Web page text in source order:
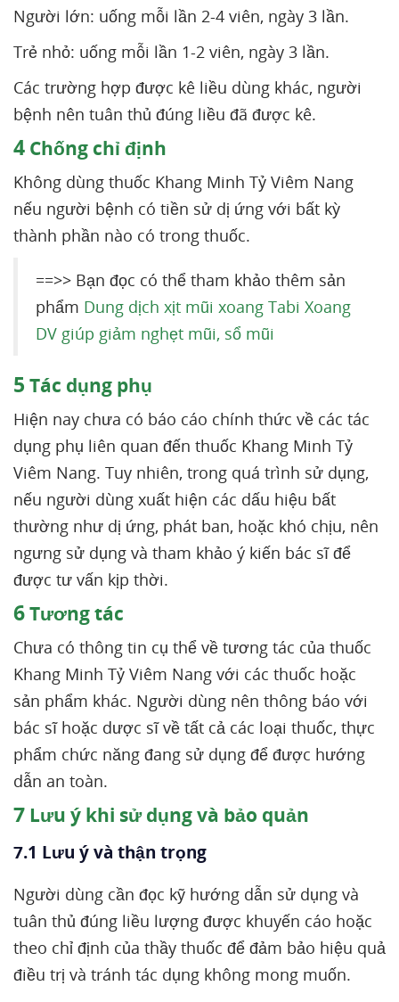
Người lớn: uống mỗi lần 2-4 viên, ngày 3 lần.
Trẻ nhỏ: uống mỗi lần 1-2 viên, ngày 3 lần.
Các trường hợp được kê liều dùng khác, người
bệnh nên tuân thủ đúng liều đã được kê.
4 Chống chỉ định
Không dùng thuốc Khang Minh Tỷ Viêm Nang
nếu người bệnh có tiền sử dị ứng với bất kỳ
thành phần nào có trong thuốc.
==>> Bạn đọc có thể tham khảo thêm sản
phẩm Dung dịch xịt mũi xoang Tabi Xoang
DV giúp giảm nghẹt mũi, sổ mũi
5 Tác dụng phụ
Hiện nay chưa có báo cáo chính thức về các tác
dụng phụ liên quan đến thuốc Khang Minh Tỷ
Viêm Nang. Tuy nhiên, trong quá trình sử dụng,
nếu người dùng xuất hiện các dấu hiệu bất
thường như dị ứng, phát ban, hoặc khó chịu, nên
ngưng sử dụng và tham khảo ý kiến bác sĩ để
được tư vấn kịp thời.
6Tương tác
Chưa có thông tin cụ thể về tương tác của thuốc
Khang Minh Tỷ Viêm Nang với các thuốc hoặc
sản phẩm khác. Người dùng nên thông báo với
bác sĩ hoặc dược sĩ về tất cả các loại thuốc, thực
phẩm chức năng đang sử dụng để được hướng
dẫn an toàn.
7 Lưu ý khi sử dụng và bảo quản
7.1 Lưu ý và thận trọng
Người dùng cần đọc kỹ hướng dẫn sử dụng và
tuân thủ đúng liều lượng được khuyến cáo hoặc
theo chỉ định của thầy thuốc để đảm bảo hiệu quả
điều trị và tránh tác dụng không mong muốn.